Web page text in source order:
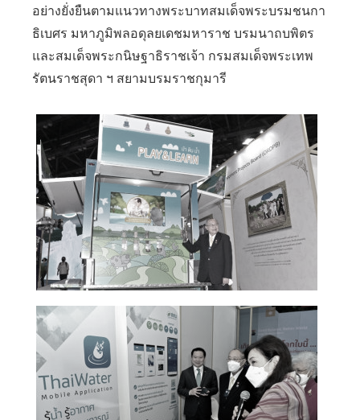
อย่างยั่งยืนตามแนวทางพระบาทสมเด็จพระบรมชนกา
ธิเบศร มหาภูมิพลอดุลยเดชมหาราช บรมนาถบพิตร
และสมเด็จพระกนิษฐาธิราชเจ้า กรมสมเด็จพระเทพ
รัตนราชสุดา ฯ สยามบรมราชกุมารี